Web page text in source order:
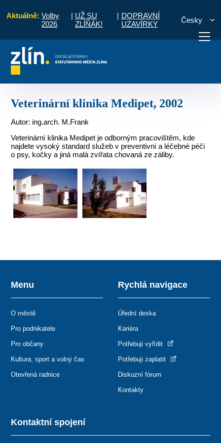
Aktuálně: Volby
2026
| UŽ SU
ZLÍŇÁK!
| DOPRAVNÍ
UZAVÍRKY
Česky
vyřídit Potřebuji zaplatit
Veterinární klinika Medipet, 2002
Autor: ing.arch. M.Frank
Veterinární klinika Medipet je odborným pracovištěm, kde
najdete vysoký standard služeb v preventivní a léčebné péči
o psy, kočky a jiná malá zvířata chovaná ze záliby.
Kontaktní spojení
Menu
O městě
Pro podnikatele
Pro občany
Kultura, sport a volný čas
Otevřená radnice
Rychlá navigace
Úřední deska
Kariéra
Potřebuji vyřídit
Potřebuji zaplatit
Diskuzní fórum
Kontakty